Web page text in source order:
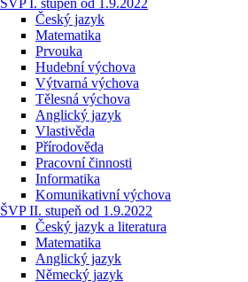
ŠVP I. stupeň od 1.9.2022
Český jazyk
Matematika
Prvouka
Hudební výchova
Výtvarná výchova
Tělesná výchova
Anglický jazyk
Vlastivěda
Přírodověda
Pracovní činnosti
Informatika
Komunikativní výchova
ŠVP II. stupeň od 1.9.2022
Český jazyk a literatura
Matematika
Anglický jazyk
Německý jazyk